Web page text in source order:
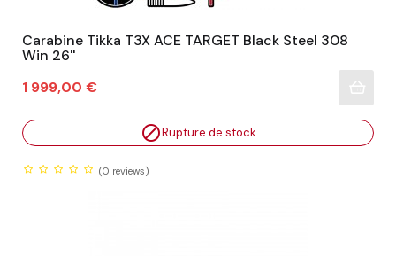
Carabine Tikka T3X ACE TARGET Black Steel 308
Win 26''
Prix
1 999,00 €
Rupture de stock
(0 reviews)